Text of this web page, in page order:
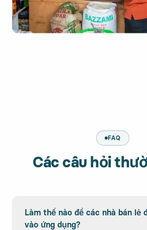
FAQ
Các câu hỏi
Làm thế nào để các nhà bán lẻ
vào ứng dụng?